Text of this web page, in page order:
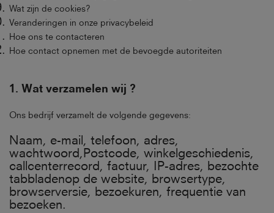
Wat zijn de cookies?
Veranderingen in onze privacybeleid
Hoe ons te contacteren
Hoe contact opnemen met de bevoegde autoriteiten
1. Wat verzamelen wij ?
Ons bedrijf verzamelt de volgende gegevens:
Naam, e-mail, telefoon, adres,
wachtwoord,Postcode, winkelgeschiedenis,
callcenterrecord, factuur, IP-adres, bezochte
tabbladenop de website, browsertype,
browserversie, bezoekuren, frequentie van
bezoeken.